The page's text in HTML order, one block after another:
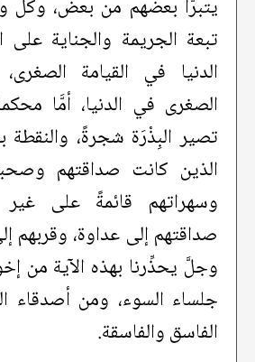
يتبرَّأ بعضهم من بعض، وكل
تبعة الجريمة والجناية
الدنيا في القيامة
الصغرى في الدنيا، أمَّا
تصير البِذْرَة شجرةً، والنقطة
الذين كانت صداقتهم
وسهراتهم قائمةً على غير
صداقتهم إلى عداوة، وقربهم
وجلَّ يحذِّرنا بهذه الآية من
جلساء السوء، ومن أصدقاء
الفاسق والفاسقة.